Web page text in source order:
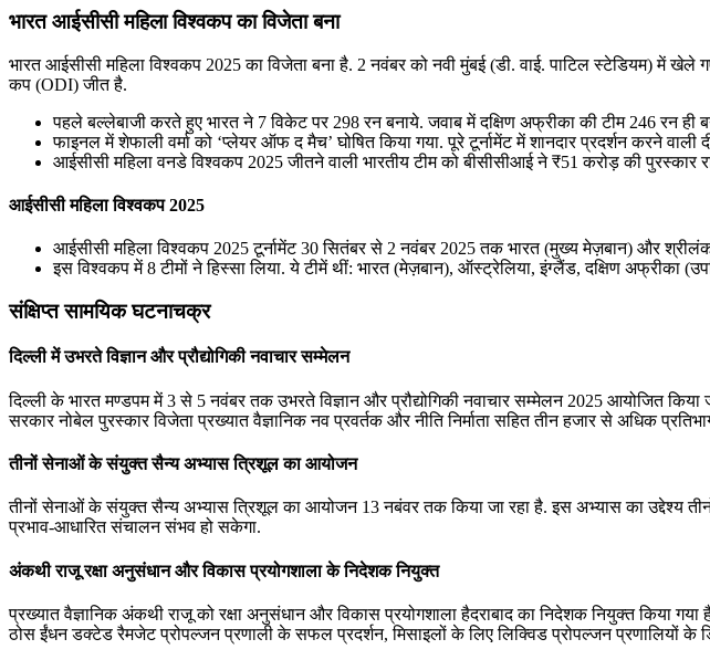
भारत आईसीसी महिला विश्वकप का विजेता बना
भारत आईसीसी महिला विश्वकप 2025 का विजेता बना है. 2 नवंबर को नवी मुंबई (डी. वाई. पाटिल स्टेडियम) में खेले
कप (ODI) जीत है.
पहले बल्लेबाजी करते हुए भारत ने 7 विकेट पर 298 रन बनाये. जवाब में दक्षिण अफ्रीका की टीम 246 रन ही
फाइनल में शेफाली वर्मा को ‘प्लेयर ऑफ द मैच’ घोषित किया गया. पूरे टूर्नामेंट में शानदार प्रदर्शन करने वाली
आईसीसी महिला वनडे विश्वकप 2025 जीतने वाली भारतीय टीम को बीसीसीआई ने ₹51 करोड़ की पुरस्कार
आईसीसी महिला विश्वकप 2025
आईसीसी महिला विश्वकप 2025 टूर्नामेंट 30 सितंबर से 2 नवंबर 2025 तक भारत (मुख्य मेज़बान) और
इस विश्वकप में 8 टीमों ने हिस्सा लिया. ये टीमें थीं: भारत (मेज़बान), ऑस्ट्रेलिया, इंग्लैंड, दक्षिण अफ्रीका
संक्षिप्त सामयिक घटनाचक्र
दिल्ली में उभरते विज्ञान और प्रौद्योगिकी नवाचार सम्मेलन
दिल्ली के भारत मण्डपम में 3 से 5 नवंबर तक उभरते विज्ञान और प्रौद्योगिकी नवाचार सम्मेलन 2025 आयोजित
सरकार नोबेल पुरस्कार विजेता प्रख्यात वैज्ञानिक नव प्रवर्तक और नीति निर्माता सहित तीन हजार से अधिक
तीनों सेनाओं के संयुक्त सैन्‍य अभ्‍यास त्रिशूल का आयोजन
तीनों सेनाओं के संयुक्त सैन्‍य अभ्‍यास त्रिशूल का आयोजन 13 नबंवर तक किया जा रहा है. इस अभ्यास का उद्देश्य
प्रभाव-आधारित संचालन संभव हो सकेगा.
अंकथी राजू रक्षा अनुसंधान और विकास प्रयोगशाला के निदेशक नियुक्त
प्रख्यात वैज्ञानिक अंकथी राजू को रक्षा अनुसंधान और विकास प्रयोगशाला हैदराबाद का निदेशक नियुक्त किया
ठोस ईंधन डक्टेड रैमजेट प्रोपल्‍जन प्रणाली के सफल प्रदर्शन, मिसाइलों के लिए लिक्विड प्रोपल्‍जन प्रणालियों के